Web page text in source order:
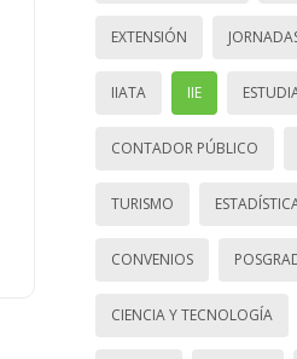
EXTENSIÓN
IIATA IIE
CONTADOR PÚBLICO
TURISMO
CONVENIOS
CIENCIA Y TECNOLOGÍA